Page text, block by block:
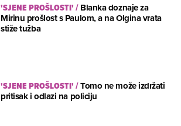
'SJENE PROŠLOSTI'/Blanka doznaje za
Mirinu prošlost s Paulom, a na Olgina vrata
stiže tužba
'SJENE PROŠLOSTI'/Tomo ne može izdržati
pritisak i odlazi na policiju